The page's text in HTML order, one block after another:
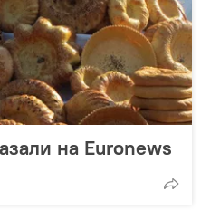
на Euronews